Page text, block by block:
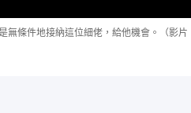
無條件地接納這位細佬，給他機會。（影片